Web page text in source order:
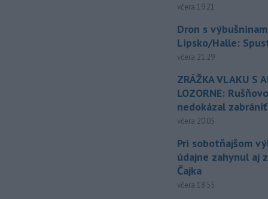
včera 19:21
Dron s
Lipsko/Halle:
včera 21:29
ZRÁŽKA VLAKU S
LOZORNE:
nedokázal zabrániť
včera 20:05
Pri sobotňajšom
údajne zahynul aj
Čajka
včera 18:55